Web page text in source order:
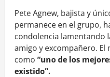
Pete Agnew, bajista y
permanece en el grupo,
condolencia lamentando
amigo y excompañero. El
como “uno de los
existido”.